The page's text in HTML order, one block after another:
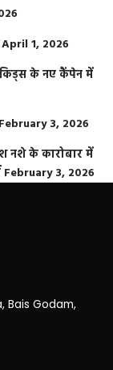
April 1, 2026
के नए कैंपेन में
February 3, 2026
नशे के कारोबार में
February 3, 2026
Bais Godam,